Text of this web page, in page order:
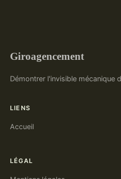
Giroagencement
Démontrer l'invisible mécanique
LIENS
Accueil
LÉGAL